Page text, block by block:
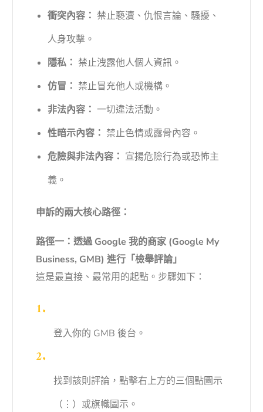
衝突內容： 禁止褻瀆、仇恨言論、騷擾、
人身攻擊。
隱私： 禁止洩露他人個人資訊。
仿冒： 禁止冒充他人或機構。
非法內容： 一切違法活動。
性暗示內容： 禁止色情或露骨內容。
危險與非法內容： 宣揚危險行為或恐怖主
義。
申訴的兩大核心路徑：
路徑一：透過 Google 我的商家 (Google My
Business, GMB) 進行「檢舉評論」
這是最直接、最常用的起點。步驟如下：
登入你的 GMB 後台。
找到該則評論，點擊右上方的三個點圖示
（⋮）或旗幟圖示。